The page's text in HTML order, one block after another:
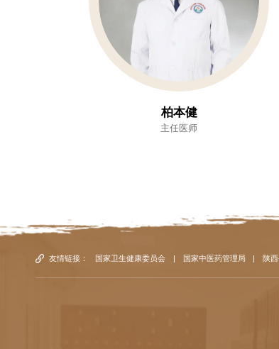
柏本健
主任医师
友情链接： 国家卫生健康委员会 | 国家中医药管理局 | 陕